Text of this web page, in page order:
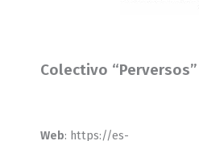
Colectivo “Perversos”
Web: https://es-